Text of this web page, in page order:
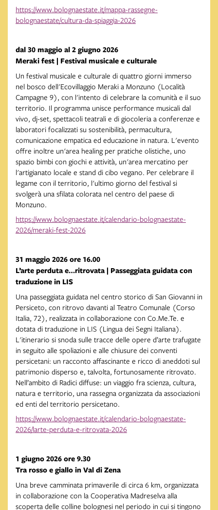
https://www.bolognaestate.it/mappa-rassegne-
bolognaestate/cultura-da-spiaggia-2026
dal 30 maggio al 2 giugno 2026
Meraki fest | Festival musicale e culturale
Un festival musicale e culturale di quattro giorni immerso
nel bosco dell'Ecovillaggio Meraki a Monzuno (Località
Campagne 9), con l'intento di celebrare la comunità e il suo
territorio. Il programma unisce performance musicali dal
vivo, dj-set, spettacoli teatrali e di giocoleria a conferenze e
laboratori focalizzati su sostenibilità, permacultura,
comunicazione empatica ed educazione in natura. L'evento
offre inoltre un'area healing per pratiche olistiche, uno
spazio bimbi con giochi e attività, un'area mercatino per
l'artigianato locale e stand di cibo vegano. Per celebrare il
legame con il territorio, l'ultimo giorno del festival si
svolgerà una sfilata colorata nel centro del paese di
Monzuno.
https://www.bolognaestate.it/calendario-bolognaestate-
2026/meraki-fest-2026
31 maggio 2026 ore 16.00
L’arte perduta e…ritrovata | Passeggiata guidata con
traduzione in LIS
Una passeggiata guidata nel centro storico di San Giovanni in
Persiceto, con ritrovo davanti al Teatro Comunale (Corso
Italia, 72), realizzata in collaborazione con Co.Me.Te. e
dotata di traduzione in LIS (Lingua dei Segni Italiana).
L'itinerario si snoda sulle tracce delle opere d’arte trafugate
in seguito alle spoliazioni e alle chiusure dei conventi
persicetani: un racconto affascinante e ricco di aneddoti sul
patrimonio disperso e, talvolta, fortunosamente ritrovato.
Nell’ambito di Radici diffuse: un viaggio fra scienza, cultura,
natura e territorio, una rassegna organizzata da associazioni
ed enti del territorio persicetano.
https://www.bolognaestate.it/calendario-bolognaestate-
2026/larte-perduta-e-ritrovata-2026
1 giugno 2026 ore 9.30
Tra rosso e giallo in Val di Zena
Una breve camminata primaverile di circa 6 km, organizzata
in collaborazione con la Cooperativa Madreselva alla
scoperta delle colline bolognesi nel periodo in cui si tingono